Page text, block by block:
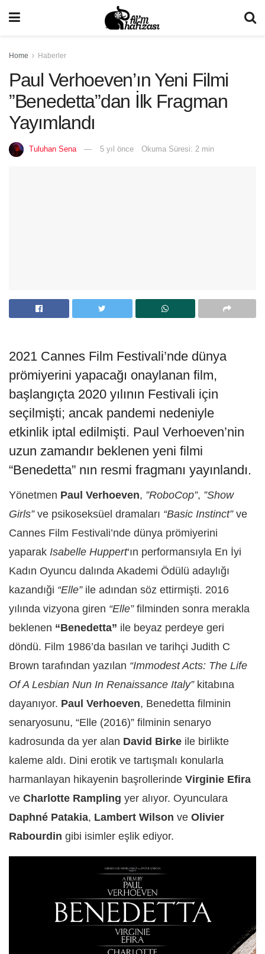
Home Haberler
Paul Verhoeven’ın Yeni Filmi
”Benedetta”dan İlk Fragman
Yayımlandı
Tuluhan Sena 5 yıl önce Okuma Süresi: 2 min
2021 Cannes Film Festivali’nde dünya
prömiyerini yapacağı onaylanan film,
başlangıçta 2020 yılının Festivali için
seçilmişti; ancak pandemi nedeniyle
etkinlik iptal edilmişti. Paul Verhoeven’nin
uzun zamandır beklenen yeni filmi
“Benedetta” nın resmi fragmanı yayınlandı.
Yönetmen Paul Verhoeven, ”RoboCop”, ”Show
Girls”ve psikoseksüel dramaları “Basic Instinct”ve
Cannes Film Festivali’nde dünya prömiyerini
yaparak Isabelle Huppert‘ın performansıyla En İyi
Kadın Oyuncu dalında Akademi Ödülü adaylığı
kazandıği “Elle”ile adından söz ettirmişti. 2016
yılında vizyona giren “Elle”filminden sonra merakla
beklenen “Benedetta” ile beyaz perdeye geri
döndü. Film 1986’da basılan ve tarihçi Judith C
Brown tarafından yazılan “Immodest Acts: The Life
Of A Lesbian Nun In Renaissance Italy”kitabına
dayanıyor. Paul Verhoeven, Benedetta filminin
senaryosunu, “Elle (2016)” filminin senaryo
kadrosunda da yer alan David Birke ile birlikte
kaleme aldı. Dini erotik ve tartışmalı konularla
harmanlayan hikayenin başrollerinde Virginie Efira
ve Charlotte Rampling yer alıyor. Oyunculara
Daphné Patakia, Lambert Wilson ve Olivier
Rabourdin gibi isimler eşlik ediyor.